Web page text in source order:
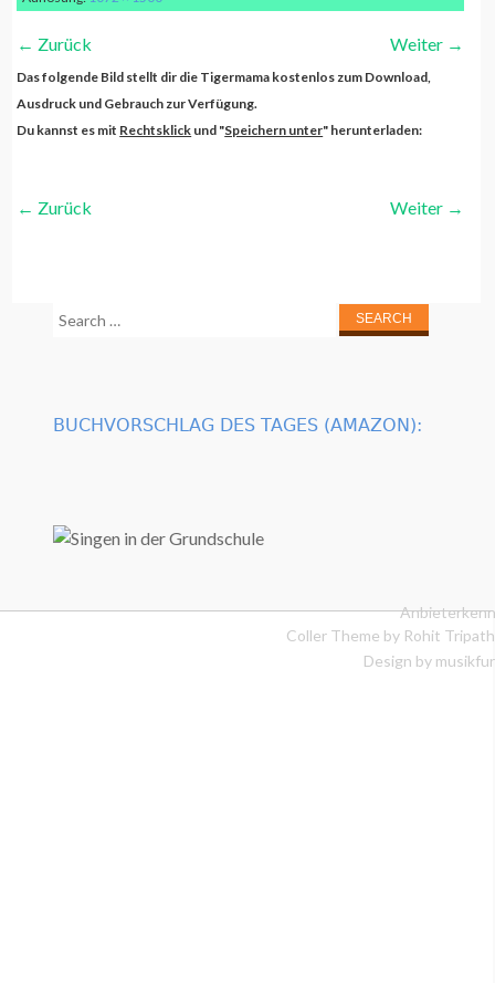
← Zurück Weiter →
Das folgende Bild stellt dir die Tigermama kostenlos zum Download,
Ausdruck und Gebrauch zur Verfügung.
Du kannst es mit Rechtsklick und "Speichern unter" herunterladen:
← Zurück Weiter →
Search
BUCHVORSCHLAG DES TAGES (AMAZON):
Coller Theme by Rohit
Design by